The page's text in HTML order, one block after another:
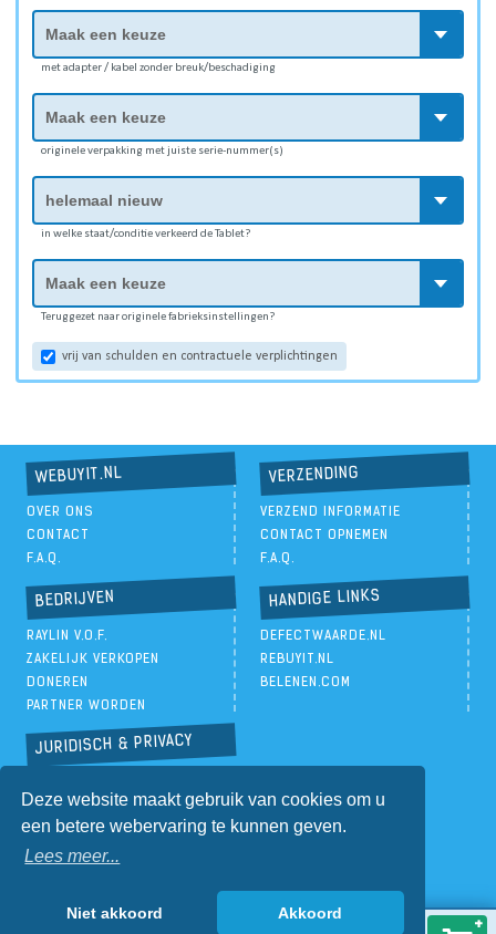
Deze website maakt gebruik van cookies om u
een betere webervaring te kunnen geven.
Lees meer...
Niet akkoord Akkoord
met adapter / kabel zonder breuk/beschadiging
originele verpakking met juiste serie-nummer(s)
in welke staat/conditie verkeerd de Tablet?
Teruggezet naar originele fabrieksinstellingen?
vrij van schulden en contractuele verplichtingen
WEBUYIT.NL
OVER ONS
CONTACT
F.A.Q.
VERZENDING
VERZEND INFORMATIE
CONTACT OPNEMEN
F.A.Q.
BEDRIJVEN
RAYLIN V.O.F.
ZAKELIJK VERKOPEN
DONEREN
PARTNER WORDEN
HANDIGE LINKS
DEFECTWAARDE.NL
REBUYIT.NL
BELENEN.COM
JURIDISCH & PRIVACY
ALGEMENE VOORWAARDEN